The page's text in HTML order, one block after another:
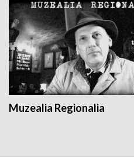
Muzealia Regionalia